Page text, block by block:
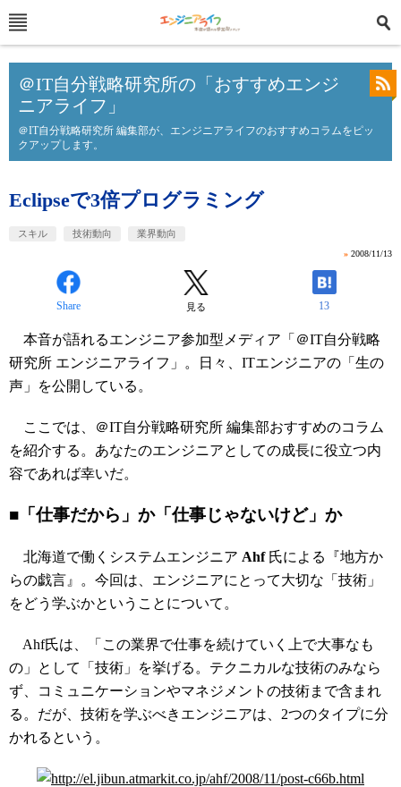
＠IT自分戦略研究所の「おすすめエンジ
ニアライフ」
＠IT自分戦略研究所 編集部が、エンジニアライフのおすすめコラムをピッ
クアップします。
Eclipseで3倍プログラミング
スキル 技術動向 業界動向
» 2008/11/13
Share 見る 13
本音が語れるエンジニア参加型メディア「＠IT自分戦略
研究所 エンジニアライフ」。日々、ITエンジニアの「生の
声」を公開している。
ここでは、＠IT自分戦略研究所 編集部おすすめのコラム
を紹介する。あなたのエンジニアとしての成長に役立つ内
容であれば幸いだ。
■「仕事だから」か「仕事じゃないけど」か
北海道で働くシステムエンジニア Ahf 氏による『地方か
らの戯言』。今回は、エンジニアにとって大切な「技術」
をどう学ぶかということについて。
Ahf氏は、「この業界で仕事を続けていく上で大事なも
の」として「技術」を挙げる。テクニカルな技術のみなら
ず、コミュニケーションやマネジメントの技術まで含まれ
る。だが、技術を学ぶべきエンジニアは、2つのタイプに分
かれるという。